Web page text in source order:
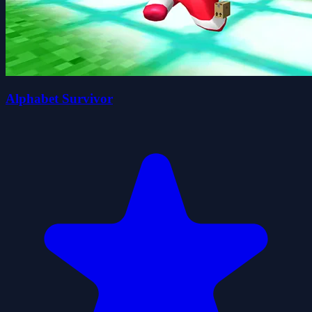
Alphabet Survivor